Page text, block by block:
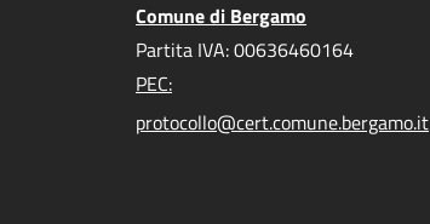
Comune di Bergamo
Partita IVA: 00636460164
PEC:
protocollo@cert.comune.bergamo.it